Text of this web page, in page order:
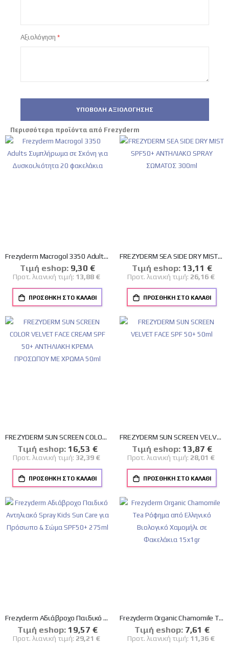
Αξιολόγηση
ΥΠΟΒΟΛΉ ΑΞΙΟΛΌΓΗΣΗΣ
Περισσότερα προϊόντα από Frezyderm
Frezyderm Macrogol 3350 Adults Συμπλήρωμα σε Σκόνη για Δυσκοιλιότητα 20 φακελάκια
Tιμή eshop: Ειδική
Τιμή
9,30 €
Προτ. λιανική τιμή: 13,88 €
ΠΡΟΣΘΉΚΗ ΣΤΟ ΚΑΛΆΘΙ
FREZYDERM SEA SIDE DRY MIST SPF50+ ΑΝΤΗΛΙΑΚΟ SPRAY ΣΩΜΑΤΟΣ 300ml
Tιμή eshop: Ειδική
Τιμή
13,11 €
Προτ. λιανική τιμή: 26,16 €
ΠΡΟΣΘΉΚΗ ΣΤΟ ΚΑΛΆΘΙ
FREZYDERM SUN SCREEN COLOR VELVET FACE CREAM SPF 50+ ΑΝΤΗΛΙΑΚΗ ΚΡΕΜΑ ΠΡΟΣΩΠΟΥ ΜΕ ΧΡΩΜΑ 50ml
Tιμή eshop: Ειδική
Τιμή
16,53 €
Προτ. λιανική τιμή: 32,39 €
ΠΡΟΣΘΉΚΗ ΣΤΟ ΚΑΛΆΘΙ
FREZYDERM SUN SCREEN VELVET FACE SPF 50+ 50ml
Tιμή eshop: Ειδική
Τιμή
13,87 €
Προτ. λιανική τιμή: 28,01 €
ΠΡΟΣΘΉΚΗ ΣΤΟ ΚΑΛΆΘΙ
Frezyderm Αδιάβροχο Παιδικό Αντηλιακό Spray Kids Sun Care για Πρόσωπο & Σώμα SPF50+ 275ml
Tιμή eshop: Ειδική
Τιμή
19,57 €
Προτ. λιανική τιμή: 29,21 €
Frezyderm Organic Chamomile Tea Ρόφημα από Ελληνικό Βιολογικό Χαμομήλι σε Φακελάκια 15x1gr
Tιμή eshop: Ειδική
Τιμή
7,61 €
Προτ. λιανική τιμή: 11,36 €